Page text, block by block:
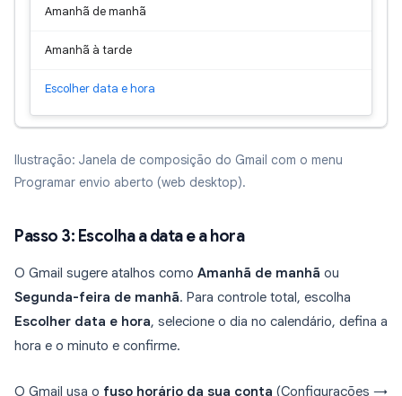
Amanhã de manhã
Amanhã à tarde
Escolher data e hora
Ilustração: Janela de composição do Gmail com o menu
Programar envio aberto (web desktop).
Passo 3: Escolha a data e a hora
O Gmail sugere atalhos como Amanhã de manhã ou
Segunda-feira de manhã. Para controle total, escolha
Escolher data e hora, selecione o dia no calendário, defina a
hora e o minuto e confirme.
O Gmail usa o fuso horário da sua conta (Configurações →